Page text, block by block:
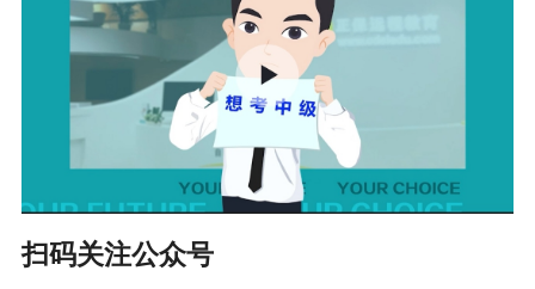
扫码关注公众号